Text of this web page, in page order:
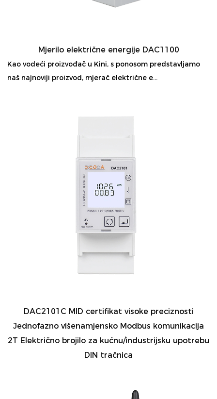
Mjerilo električne energije DAC1100
Kao vodeći proizvođač u Kini, s ponosom predstavljamo
naš najnoviji proizvod, mjerač električne e...
DAC2101C MID certifikat visoke preciznosti
Jednofazno višenamjensko Modbus komunikacija
2T Električno brojilo za kućnu/industrijsku upotrebu
DIN tračnica